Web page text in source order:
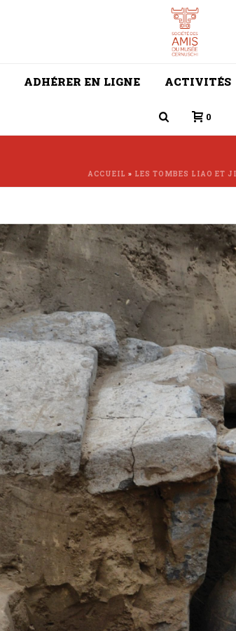
ADHÉRER EN LIGNE ACTIVITÉS
0
ACCUEIL » LES TOMBES LIAO ET